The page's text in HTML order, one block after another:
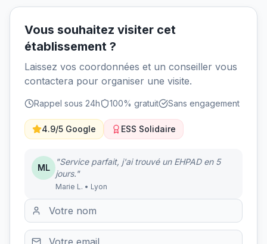
Vous souhaitez visiter cet
établissement ?
Laissez vos coordonnées et un conseiller vous
contactera pour organiser une visite.
Rappel sous 24h 100% gratuit Sans engagement
4.9/5 Google ESS Solidaire
ML
"Service parfait, j'ai trouvé un EHPAD en 5
jours."
Marie L. • Lyon